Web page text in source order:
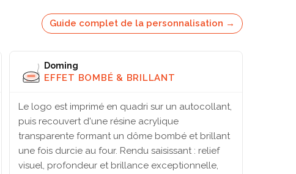
Guide complet de la personnalisation →
Doming
EFFET BOMBÉ & BRILLANT
Le logo est imprimé en quadri sur un autocollant,
puis recouvert d'une résine acrylique
transparente formant un dôme bombé et brillant
une fois durcie au four. Rendu saisissant : relief
visuel, profondeur et brillance exceptionnelle,